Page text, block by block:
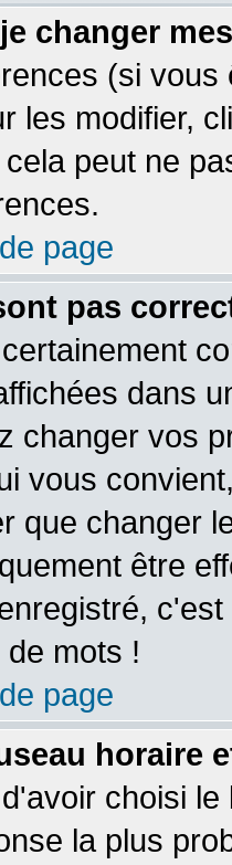
changer
(si
les modifier,
peut ne
page
pas
dans
changer vos
vous
que changer
être
mots !
page
horaire
choisi
la plus